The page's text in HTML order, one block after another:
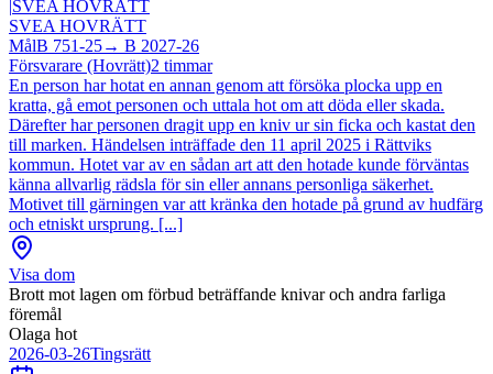
SVEA HOVRÄTT
SVEA HOVRÄTT
MålB 751-25→ B 2027-26
Försvarare (Hovrätt)2 timmar
En person har hotat en annan genom att försöka plocka upp en
kratta, gå emot personen och uttala hot om att döda eller skada.
Därefter har personen dragit upp en kniv ur sin ficka och kastat den
till marken. Händelsen inträffade den 11 april 2025 i Rättviks
kommun. Hotet var av en sådan art att den hotade kunde förväntas
känna allvarlig rädsla för sin eller annans personliga säkerhet.
Motivet till gärningen var att kränka den hotade på grund av hudfärg
och etniskt ursprung. [...]
Visa dom
Brott mot lagen om förbud beträffande knivar och andra farliga
föremål
Olaga hot
2026-03-26Tingsrätt